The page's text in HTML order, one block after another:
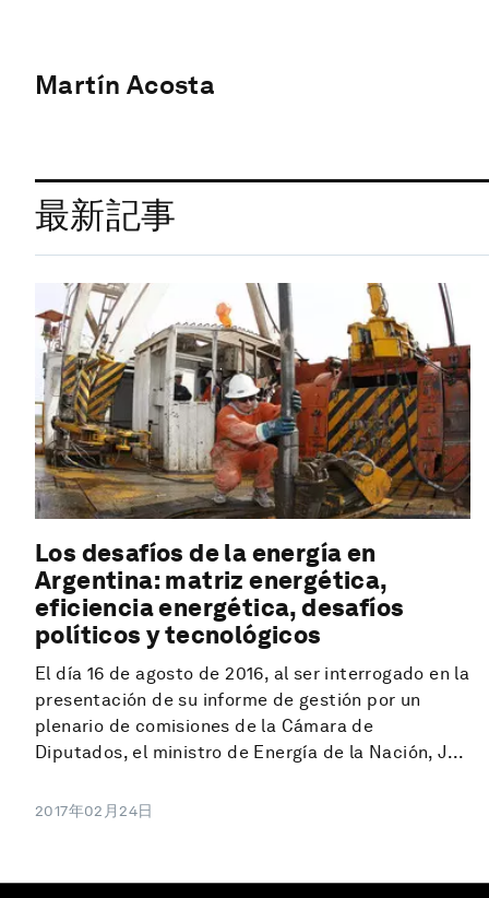
Martín Acosta
最新記事
Los desafíos de la energía en
Argentina: matriz energética,
eficiencia energética, desafíos
políticos y tecnológicos
El día 16 de agosto de 2016, al ser interrogado en la
presentación de su informe de gestión por un
plenario de comisiones de la Cámara de
Diputados, el ministro de Energía de la Nación, J...
2017年02月24日